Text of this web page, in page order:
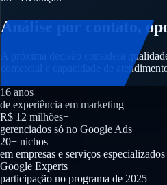
Análise por contato,
A próxima decisão considera
comercial e capacidade de
16 anos
de experiência em marketing
R$ 12 milhões+
gerenciados só no Google Ads
20+ nichos
em empresas e serviços especializados
Google Experts
participação no programa de 2025